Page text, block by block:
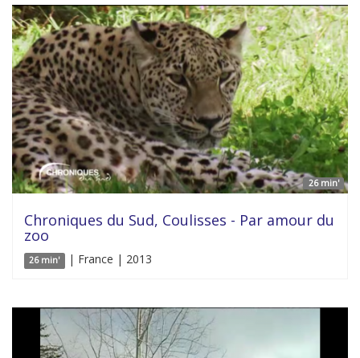
26 min'
Chroniques du Sud, Coulisses - Par amour du
zoo
26 min' | France | 2013